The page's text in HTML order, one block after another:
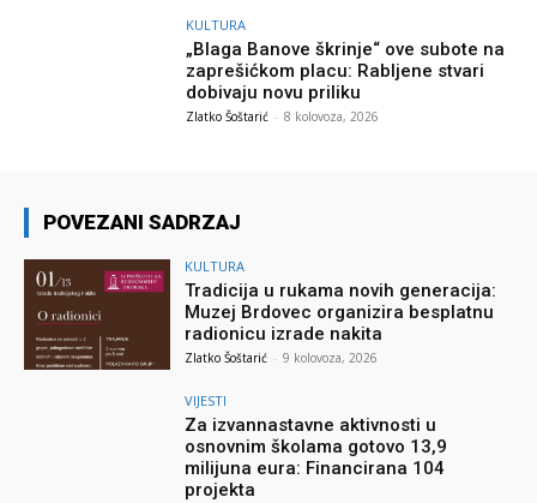
KULTURA
„Blaga Banove škrinje“ ove subote na
zaprešićkom placu: Rabljene stvari
dobivaju novu priliku
Zlatko Šoštarić - 8 kolovoza, 2026
POVEZANI SADRZAJ
KULTURA
Tradicija u rukama novih generacija:
Muzej Brdovec organizira besplatnu
radionicu izrade nakita
Zlatko Šoštarić - 9 kolovoza, 2026
VIJESTI
Za izvannastavne aktivnosti u
osnovnim školama gotovo 13,9
milijuna eura: Financirana 104
projekta